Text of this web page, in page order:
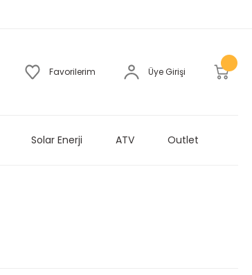
Favorilerim Üye Girişi
Solar Enerji ATV Outlet